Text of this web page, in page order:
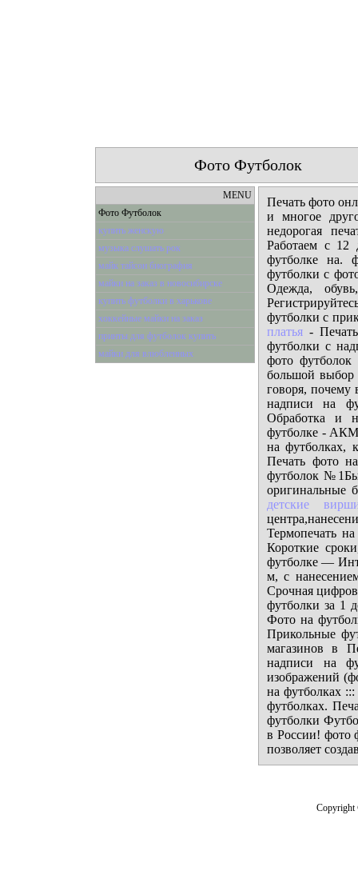
Фото Футболок
MENU
Фото Футболок
купить женскую
музыка слушать рок
майк тайсон биография
майки на заказ в новосибирске
купить футболки в харькове
хоккейные майки на заказ
принты для футболок купить
майки для влюбленных
Печать фото
и многое
недорогая
Работаем с
футболке на.
футболки с
Одежда,
футболки с
платья -
футболки с
фото футболок
большой
говоря, почему
надписи на
Обработка и
футболке - АКМ
на футболках,
Печать фото
футболок
оригинальные
детские
Термопечать
Короткие
футболке ―
м, с
Срочная
футболки за 1
Фото на
Прикольные
магазинов в
надписи на
изображений
на футболках
футболках.
футболки
в России! фото
позволяет
Copyright